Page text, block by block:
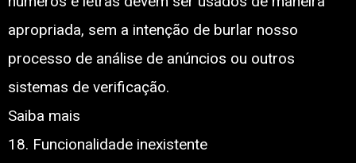
apropriada, sem a intenção de burlar nosso
processo de análise de anúncios ou outros
sistemas de verificação.
Saiba mais
18. Funcionalidade inexistente